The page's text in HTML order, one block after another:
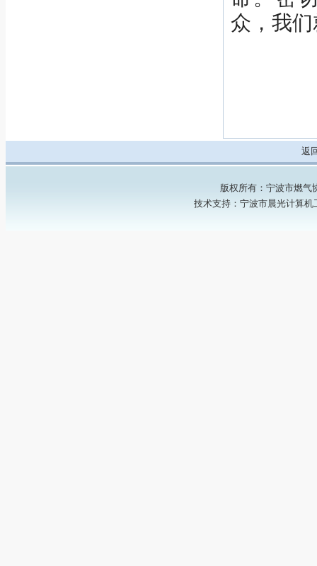
众，我
返
版权所有：宁波市燃气
技术支持：宁波市晨光计算机